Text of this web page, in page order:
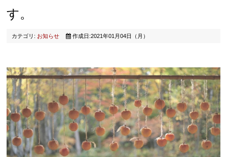
す。
カテゴリ: お知らせ 作成日:2021年01月04日（月）